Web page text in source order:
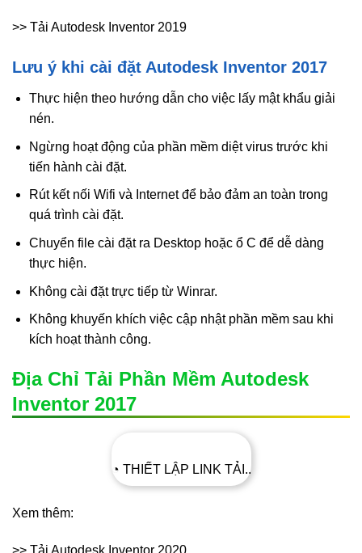
>> Tải Autodesk Inventor 2019
Lưu ý khi cài đặt Autodesk Inventor 2017
Thực hiện theo hướng dẫn cho việc lấy mật khẩu giải
nén.
Ngừng hoạt động của phần mềm diệt virus trước khi
tiến hành cài đặt.
Rút kết nối Wifi và Internet để bảo đảm an toàn trong
quá trình cài đặt.
Chuyển file cài đặt ra Desktop hoặc ổ C để dễ dàng
thực hiện.
Không cài đặt trực tiếp từ Winrar.
Không khuyến khích việc cập nhật phần mềm sau khi
kích hoạt thành công.
Địa Chỉ Tải Phần Mềm Autodesk
Inventor 2017
◔ THIẾT LẬP LINK TẢI..
Xem thêm:
>> Tải Autodesk Inventor 2020